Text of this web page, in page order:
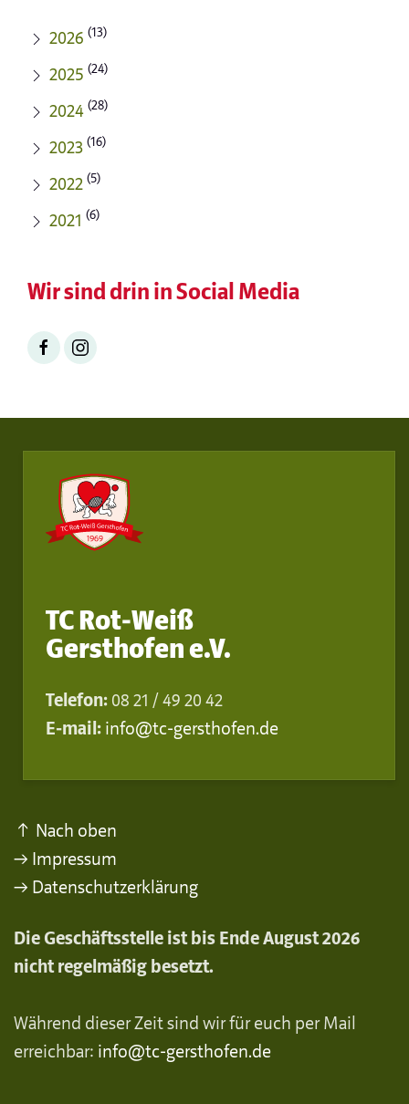
2026 (13)
2025 (24)
2024 (28)
2023 (16)
2022 (5)
2021 (6)
Wir sind drin in Social Media
TC Rot-Weiß
Gersthofen e.V.
Telefon: 08 21 / 49 20 42
E-mail: info@tc-gersthofen.de
↑ Nach oben
→ Impressum
→ Datenschutzerklärung
Die Geschäftsstelle ist bis Ende August 2026
nicht regelmäßig besetzt.
Während dieser Zeit sind wir für euch per Mail
erreichbar: info@tc-gersthofen.de